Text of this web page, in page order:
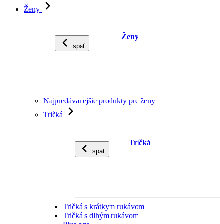
Ženy
späť
Ženy
Najpredávanejšie produkty pre ženy
Tričká
späť
Tričká
Tričká s krátkym rukávom
Tričká s dlhým rukávom